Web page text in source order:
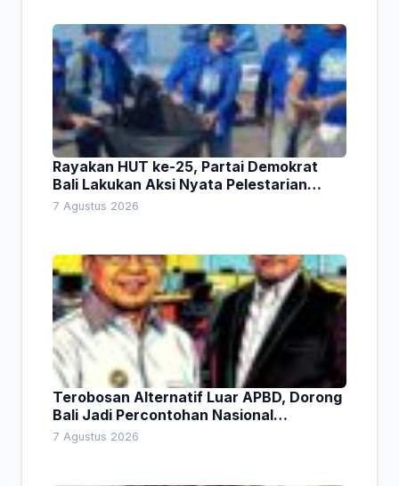
Rayakan HUT ke-25, Partai Demokrat
Bali Lakukan Aksi Nyata Pelestarian
Lingkungan
7 Agustus 2026
Terobosan Alternatif Luar APBD, Dorong
Bali Jadi Percontohan Nasional
Pembiayaan Daerah
7 Agustus 2026